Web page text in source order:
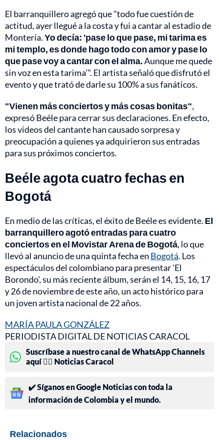
El barranquillero agregó que "todo fue cuestión de
actitud, ayer llegué a la costa y fui a cantar al estadio de
Montería.Yo decía: 'pase lo que pase, mi tarima es
mi templo, es donde hago todo con amor y pase lo
que pase voy a cantar con el alma.Aunque me quede
sin voz en esta tarima'". El artista señaló que disfrutó el
evento y que trató de darle su 100% a sus fanáticos.
"Vienen más conciertos y más cosas bonitas",
expresó Beéle para cerrar sus declaraciones. En efecto,
los videos del cantante han causado sorpresa y
preocupación a quienes ya adquirieron sus entradas
para sus próximos conciertos.
Beéle agota cuatro fechas en
Bogotá
En medio de las críticas, el éxito de Beéle es evidente. El
barranquillero agotó entradas para cuatro
conciertos en el Movistar Arena de Bogotá, lo que
llevó al anuncio de una quinta fecha en Bogotá. Los
espectáculos del colombiano para presentar 'El
Borondo', su más reciente álbum, serán el 14, 15, 16, 17
y 26 de noviembre de este año, un acto histórico para
un joven artista nacional de 22 años.
MARÍA PAULA GONZÁLEZ
PERIODISTA DIGITAL DE NOTICIAS CARACOL
Suscríbase a nuestro canal de WhatsApp Channels
aquí 👉🏻 Noticias Caracol
✔️ Síganos en Google Noticias con toda la
información de Colombia y el mundo.
Relacionados